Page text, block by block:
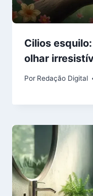
Cilios
olhar
Por Redação Digital